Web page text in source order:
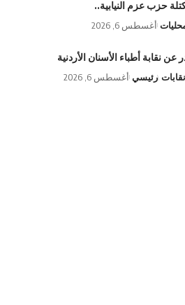
حزب عزم النيابية..
أغسطس 6, 2026
عن نقابة أطباء الأسنان الأردنية
رئيسي أغسطس 6, 2026